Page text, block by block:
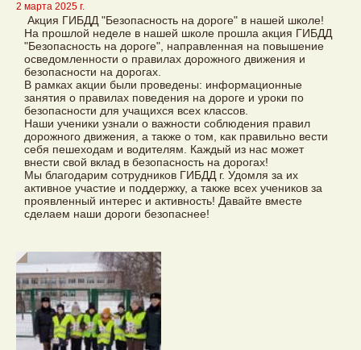
2 марта 2025 г.
Акция ГИБДД "Безопасность на дороге" в нашей школе!
На прошлой неделе в нашей школе прошла акция ГИБДД
"Безопасность на дороге", направленная на повышение
осведомленности о правилах дорожного движения и
безопасности на дорогах.
В рамках акции были проведены: информационные
занятия о правилах поведения на дороге и уроки по
безопасности для учащихся всех классов.
Наши ученики узнали о важности соблюдения правил
дорожного движения, а также о том, как правильно вести
себя пешеходам и водителям. Каждый из нас может
внести свой вклад в безопасность на дорогах!
Мы благодарим сотрудников ГИБДД г. Удомля за их
активное участие и поддержку, а также всех учеников за
проявленный интерес и активность! Давайте вместе
сделаем наши дороги безопаснее!